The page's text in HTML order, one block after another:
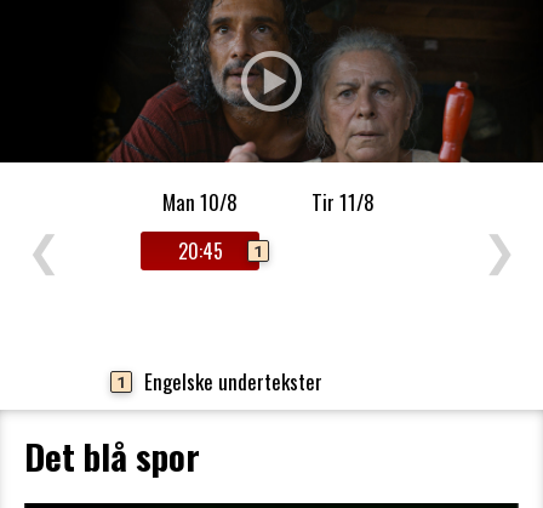
❮
Man 10/8
20:45 1
Tir 11/8
❯
1 Engelske undertekster
Det blå spor